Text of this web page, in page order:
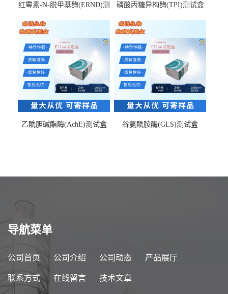
红霉素-N-脱甲基酶(ERND)测
磷酸丙糖异构酶(TPI)测试盒
乙酰胆碱酯酶(AchE)测试盒 谷氨酰胺酶(GLS)测试盒
导航菜单
公司首页 公司介绍 公司动态 产品展厅
联系方式 在线留言 技术文章